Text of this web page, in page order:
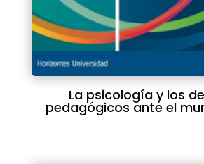
La psicología y los
pedagógicos ante el